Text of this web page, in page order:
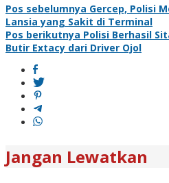
Navigasi
pos
Pos sebelumnya Gercep, Polisi
Lansia yang Sakit di Terminal
Pos berikutnya Polisi Berhasil
Butir Extacy dari Driver Ojol
Jangan Lewatkan